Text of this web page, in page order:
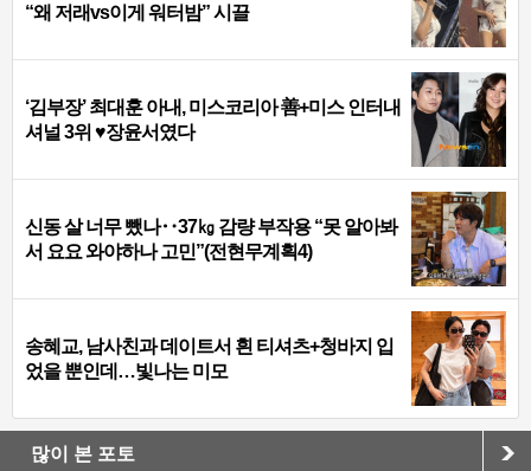
“왜 저래vs이게 워터밤” 시끌
‘김부장’ 최대훈 아내, 미스코리아 善+미스 인터내
셔널 3위 ♥장윤서였다
신동 살 너무 뺐나‥37㎏ 감량 부작용 “못 알아봐
서 요요 와야하나 고민”(전현무계획4)
송혜교, 남사친과 데이트서 흰 티셔츠+청바지 입
었을 뿐인데…빛나는 미모
많이 본 포토